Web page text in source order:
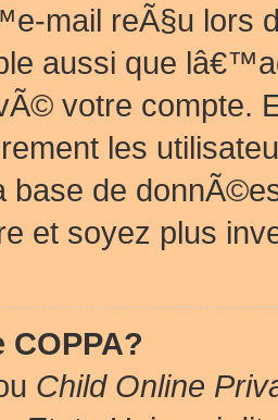
mail reÃ§u lors
aussi que
votre compte.
les
base de
et soyez plus
Child Online